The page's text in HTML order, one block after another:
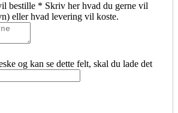
bestille * Skriv her hvad du gerne vil
eller hvad levering vil koste.
og kan se dette felt, skal du lade det